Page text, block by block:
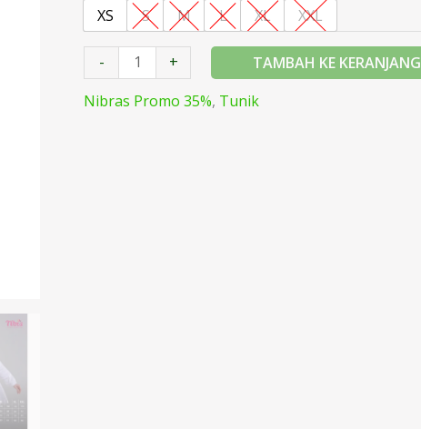
XS
S M L XL XXL
- +
TAMBAH KE KERANJANG
Nibras Promo 35%, Tunik